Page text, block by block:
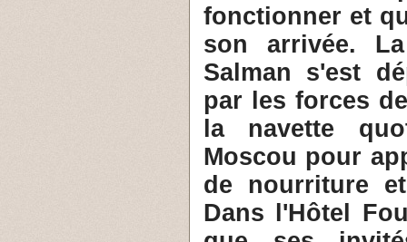
fonctionner et
son arrivée.
Salman s'est
par les forces
la navette
Moscou pour
de nourriture
Dans l'Hôtel